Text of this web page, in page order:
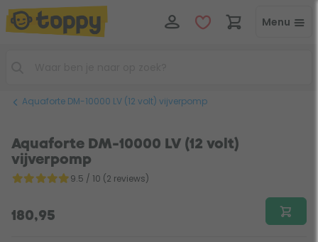
Menu
Aquaforte DM-10000 LV (12 volt) vijverpomp
Aquaforte DM-10000 LV (12 volt)
vijverpomp
9.5 / 10 (2 reviews)
180,95